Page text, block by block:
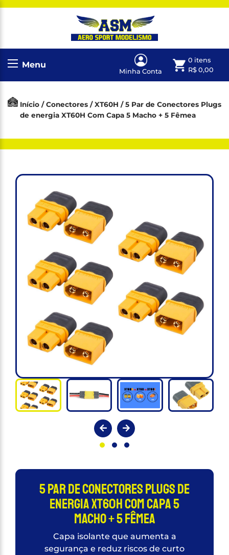
Menu
Minha Conta
0 itens
R$ 0,00
Início /Conectores /XT60H / 5 Par de Conectores Plugs
de energia XT60H Com Capa 5 Macho + 5 Fêmea
5 Par de Conectores Plugs de
energia XT60H Com Capa 5
Macho + 5 Fêmea
Capa isolante que aumenta a
segurança e reduz riscos de curto